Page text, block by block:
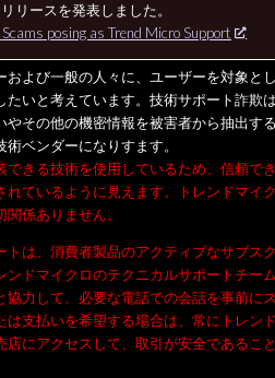
リースを発表しました。
posing as Trend Micro Support
および一般の人々に、ユーザーを対象と
たいと考えています。技術サポート詐欺
やその他の機密情報を被害者から抽出す
ベンダーになりすます。
できる技術を使用しているため、信頼で
れているように見えます。トレンドマイ
係ありません。
トは、消費者製品のアクティブなサブス
ンドマイクロのテクニカルサポートチー
協力して、必要な電話での会話を事前に
は支払いを希望する場合は、常にトレン
店にアクセスして、取引が安全であるこ